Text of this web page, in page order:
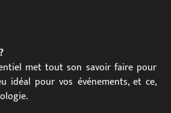
met tout son savoir faire pour
idéal pour vos événements, et ce,